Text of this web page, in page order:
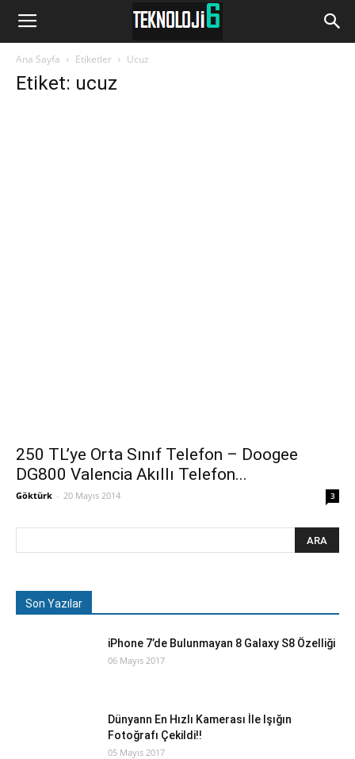
www.Teknoloji6.com
Ana Sayfa Etiketler Ucuz
Etiket: ucuz
250 TL’ye Orta Sınıf Telefon – Doogee
DG800 Valencia Akıllı Telefon...
Göktürk - 20 Mayıs 2014 3
Son Yazılar
iPhone 7’de Bulunmayan 8 Galaxy S8 Özelliği
06 Mayıs 2017
Dünyann En Hızlı Kamerası İle Işığın
Fotoğrafı Çekildi!!
05 Mayıs 2017